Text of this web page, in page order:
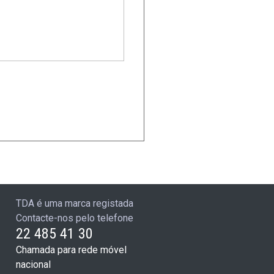
TDA é uma marca registada
Contacte-nos pelo telefone
22 485 41 30
Chamada para rede móvel
nacional